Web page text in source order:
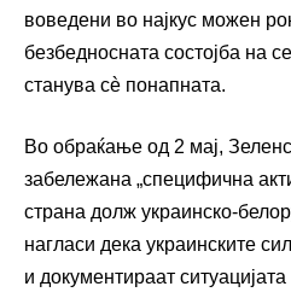
воведени во најкус можен
безбедносната состојба на
станува сè понапната.
Во обраќање од 2 мај,
забележана „специфична
страна долж украинско-
нагласи дека украинските
и документираат